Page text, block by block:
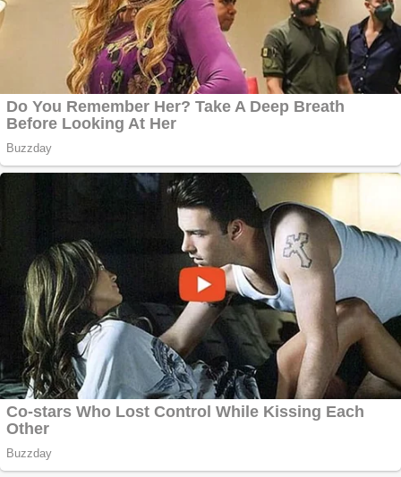
Anchetă incendiară
la Gherla, polițist
acuzat de abuz în
Covid-19: 755 de
cazuri noi în
România
Răcitor de apă
CW5000 pentru
freze cu laser fără
metale